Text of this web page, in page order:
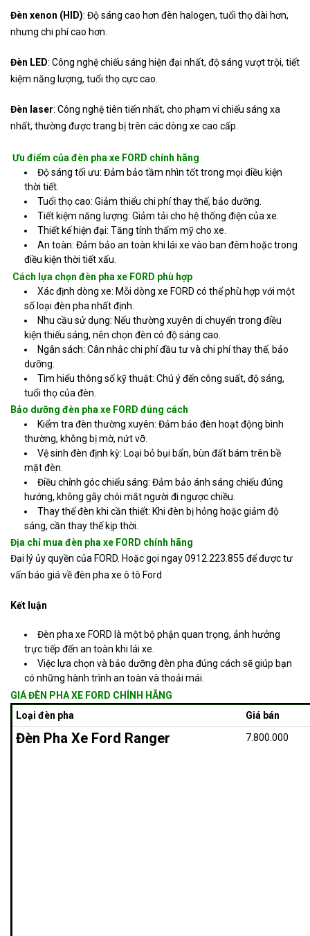
Đèn xenon (HID): Độ sáng cao hơn đèn halogen, tuổi thọ dài hơn,
nhưng chi phí cao hơn.
Đèn LED: Công nghệ chiếu sáng hiện đại nhất, độ sáng vượt trội, tiết
kiệm năng lượng, tuổi thọ cực cao.
Đèn laser: Công nghệ tiên tiến nhất, cho phạm vi chiếu sáng xa
nhất, thường được trang bị trên các dòng xe cao cấp.
Ưu điểm của đèn pha xe FORD chính hãng
Độ sáng tối ưu: Đảm bảo tầm nhìn tốt trong mọi điều kiện
thời tiết.
Tuổi thọ cao: Giảm thiểu chi phí thay thế, bảo dưỡng.
Tiết kiệm năng lượng: Giảm tải cho hệ thống điện của xe.
Thiết kế hiện đại: Tăng tính thẩm mỹ cho xe.
An toàn: Đảm bảo an toàn khi lái xe vào ban đêm hoặc trong
điều kiện thời tiết xấu.
Cách lựa chọn đèn pha xe FORD phù hợp
Xác định dòng xe: Mỗi dòng xe FORD có thể phù hợp với một
số loại đèn pha nhất định.
Nhu cầu sử dụng: Nếu thường xuyên di chuyển trong điều
kiện thiếu sáng, nên chọn đèn có độ sáng cao.
Ngân sách: Cân nhắc chi phí đầu tư và chi phí thay thế, bảo
dưỡng.
Tìm hiểu thông số kỹ thuật: Chú ý đến công suất, độ sáng,
tuổi thọ của đèn.
Bảo dưỡng đèn pha xe FORD đúng cách
Kiểm tra đèn thường xuyên: Đảm bảo đèn hoạt động bình
thường, không bị mờ, nứt vỡ.
Vệ sinh đèn định kỳ: Loại bỏ bụi bẩn, bùn đất bám trên bề
mặt đèn.
Điều chỉnh góc chiếu sáng: Đảm bảo ánh sáng chiếu đúng
hướng, không gây chói mắt người đi ngược chiều.
Thay thế đèn khi cần thiết: Khi đèn bị hỏng hoặc giảm độ
sáng, cần thay thế kịp thời.
Địa chỉ mua đèn pha xe FORD chính hãng
Đại lý ủy quyền của FORD. Hoặc gọi ngay 0912.223.855 để được tư
vấn báo giá về đèn pha xe ô tô Ford
Kết luận
Đèn pha xe FORD là một bộ phận quan trọng, ảnh hưởng
trực tiếp đến an toàn khi lái xe.
Việc lựa chọn và bảo dưỡng đèn pha đúng cách sẽ giúp bạn
có những hành trình an toàn và thoải mái.
GIÁ ĐÈN PHA XE FORD CHÍNH HÃNG
Loại đèn pha
Giá bán
Đèn Pha Xe Ford Ranger 7.800.000